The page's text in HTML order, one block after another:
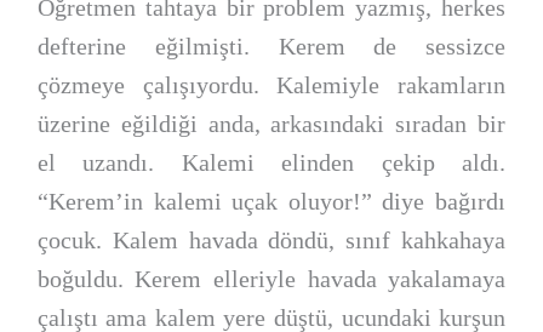
Öğretmen tahtaya bir problem yazmış, herkes
defterine eğilmişti. Kerem de sessizce
çözmeye çalışıyordu. Kalemiyle rakamların
üzerine eğildiği anda, arkasındaki sıradan bir
el uzandı. Kalemi elinden çekip aldı.
“Kerem’in kalemi uçak oluyor!” diye bağırdı
çocuk. Kalem havada döndü, sınıf kahkahaya
boğuldu. Kerem elleriyle havada yakalamaya
çalıştı ama kalem yere düştü, ucundaki kurşun